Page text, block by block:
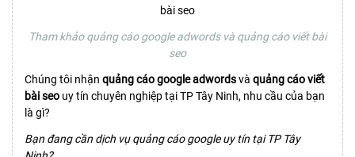
Tham khảo quảng cáo google adwords và quảng cáo viết bài
seo
Chúng tôi nhận quảng cáo google adwordsvà quảng cáo viết
bài seo uy tín chuyên nghiệp tại TP Tây Ninh, nhu cầu của bạn
là gì?
Bạn đang cần dịch vụ quảng cáo google uy tín tại TP Tây